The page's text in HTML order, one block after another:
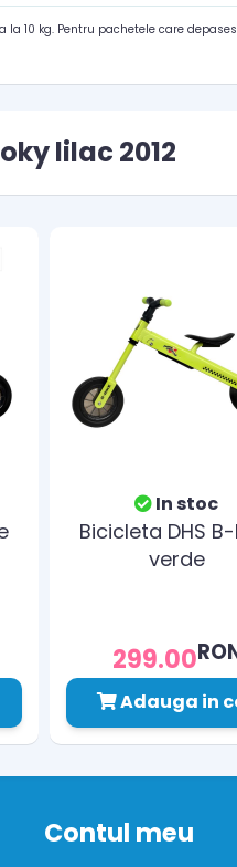
10 kg. Pentru pachetele care
lilac 2012
In stoc
Bicicleta DHS
verde
299.00
Adauga in
Contul meu